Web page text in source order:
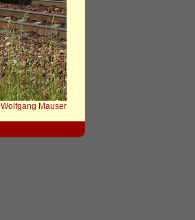
Wolfgang Mauser